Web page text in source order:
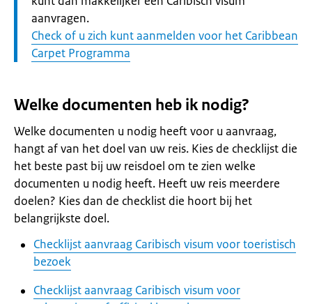
aanvragen.
Check of u zich kunt aanmelden voor het Caribbean
Carpet Programma
Welke documenten heb ik nodig?
Welke documenten u nodig heeft voor u aanvraag,
hangt af van het doel van uw reis. Kies de checklijst die
het beste past bij uw reisdoel om te zien welke
documenten u nodig heeft. Heeft uw reis meerdere
doelen? Kies dan de checklist die hoort bij het
belangrijkste doel.
Checklijst aanvraag Caribisch visum voor toeristisch
bezoek
Checklijst aanvraag Caribisch visum voor